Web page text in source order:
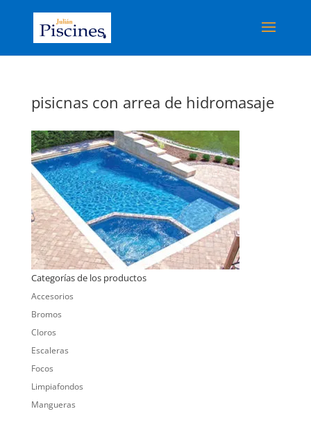
pisicnas con arrea de hidromasaje
Categorías de los productos
Accesorios
Bromos
Cloros
Escaleras
Focos
Limpiafondos
Mangueras